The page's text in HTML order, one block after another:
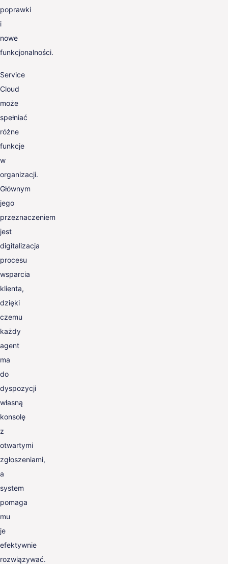
poprawki
i
nowe
funkcjonalności.
Service
Cloud
może
spełniać
różne
funkcje
w
organizacji.
Głównym
jego
przeznaczeniem
jest
digitalizacja
procesu
wsparcia
klienta,
dzięki
czemu
każdy
agent
ma
do
dyspozycji
własną
konsolę
z
otwartymi
zgłoszeniami,
a
system
pomaga
mu
je
efektywnie
rozwiązywać.